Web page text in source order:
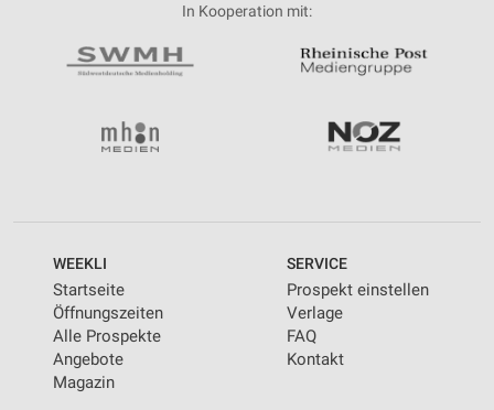
In Kooperation mit:
WEEKLI
Startseite
Öffnungszeiten
Alle Prospekte
Angebote
Magazin
SERVICE
Prospekt einstellen
Verlage
FAQ
Kontakt